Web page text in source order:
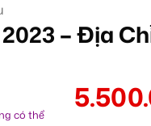
– Địa
có thể